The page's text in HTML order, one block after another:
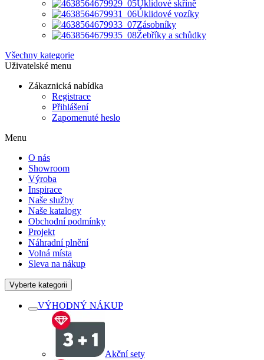
Úklidové skříně
Úklidové vozíky
Zásobníky
Žebříky a schůdky
Všechny kategorie
Uživatelské menu
Zákaznická nabídka
Registrace
Přihlášení
Zapomenuté heslo
Menu
O nás
Showroom
Výroba
Inspirace
Naše služby
Naše katalogy
Obchodní podmínky
Projekt
Náhradní plnění
Volná místa
Sleva na nákup
Vyberte kategorii
VÝHODNÝ NÁKUP
Akční sety